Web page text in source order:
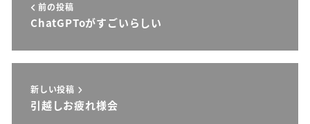
前の投稿
ChatGPToがすごいらしい
新しい投稿
引越しお疲れ様会